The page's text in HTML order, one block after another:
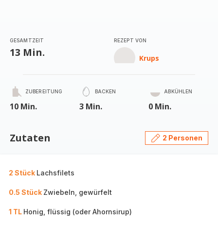
GESAMTZEIT
13 Min.
REZEPT VON
Krups
ZUBEREITUNG
10 Min.
BACKEN
3 Min.
ABKÜHLEN
0 Min.
Zutaten 2 Personen
2 Stück Lachsfilets
0.5 Stück Zwiebeln, gewürfelt
1 TL Honig, flüssig (oder Ahornsirup)